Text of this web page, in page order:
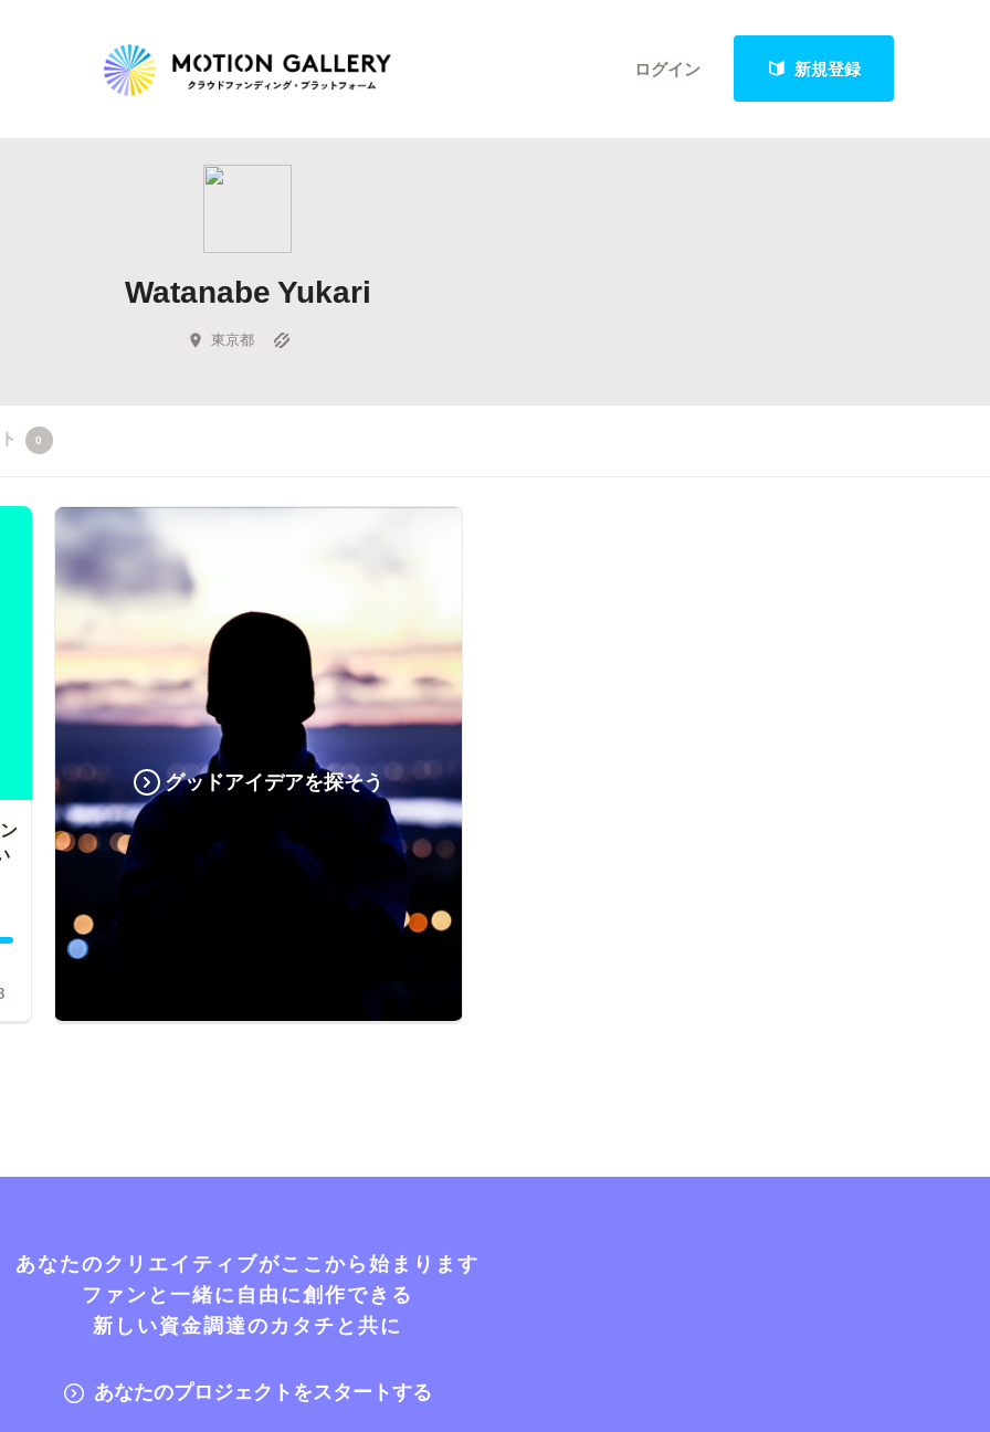
ログイン 新規登録
Highlight
Feature
キュレーターから探す
Watanabe Yukari
東京都
0
グッドアイデアを探そう
あなたのクリエイティブがここから始まります
ファンと一緒に自由に創作できる
新しい資金調達のカタチと共に
あなたのプロジェクトをスタートする